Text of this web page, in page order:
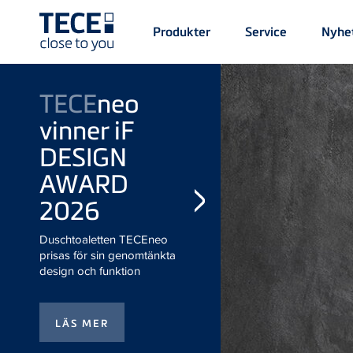
Main
Menü
1
Produkter Service
TECEneo vinner iF
DESIGN AWARD
2026
Duschtoaletten TECEneo
prisas för sin genomtänkta
design och funktion
Nyhet:
TECE
WC-porslin
Stilrent WC-porslin med